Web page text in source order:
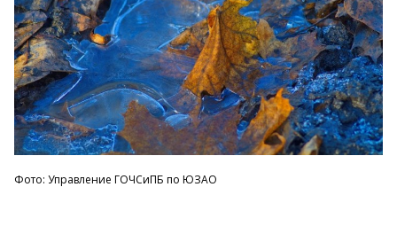
Фото: Управление ГОЧСиПБ по ЮЗАО